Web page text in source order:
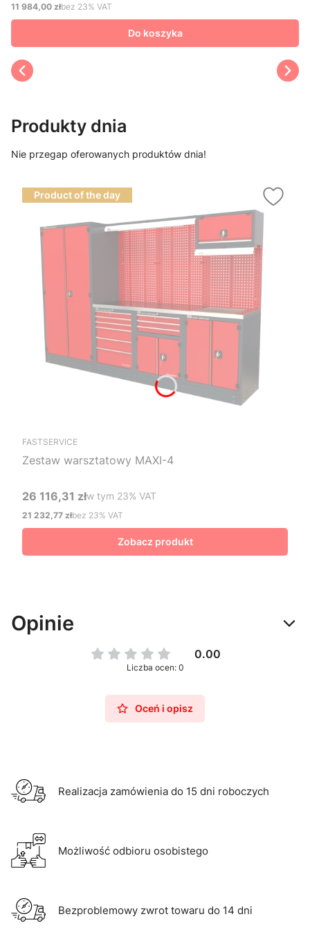
Cena netto
11 984,00 złbez 23% VAT
Do koszyka
Produkty dnia
Nie przegap oferowanych produktów dnia!
Product of the day
FASTSERVICE
Zestaw warsztatowy MAXI-4
Cena brutto
26 116,31 złw tym %s VAT
w tym 23% VAT
Cena netto
21 232,77 złbez 23% VAT
Zobacz produkt
Opinie
0.00
Liczba ocen: 0
Oceń i opisz
Realizacja zamówienia do 15 dni roboczych
Możliwość odbioru osobistego
Bezproblemowy zwrot towaru do 14 dni